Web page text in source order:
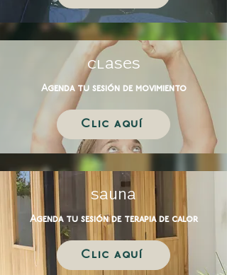
Clases
Agenda tu sesión de movimiento
Clic aquí
SAUNA
Agenda tu sesión de terapia de calor
Clic aquí